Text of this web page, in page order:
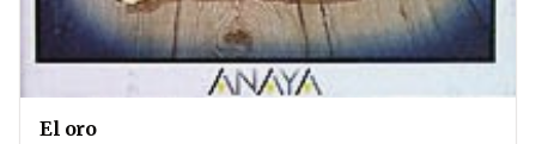
El oro